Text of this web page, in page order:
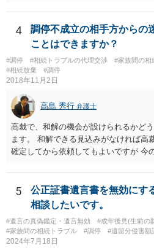
分けるかを決めるについてあかささん
(例えば、○○のときにお姉さんは亡くな
産分割に関係ない(と思われる)いきさつ
す(あくまで遺産分割に関係することに
4
調停不成立の相手方からの
ことはできますか？
#調停 #相続トラブルの代理交渉 #家族間の相
#相続放棄
#調停
2018年11月2日
高島 秀行 弁護士
高裁で、和解の機会が設けられるかど
ます。 和解できる見込みがなければ高
確定してから依頼してもよいですが 今
5
公正証書遺言書を無効にす
相談したいです。
#遺言の真偽鑑定・遺言無効 #成年後見(生前の
#家族間の相続トラブル
#調停 #遺留分侵害額
2024年7月18日